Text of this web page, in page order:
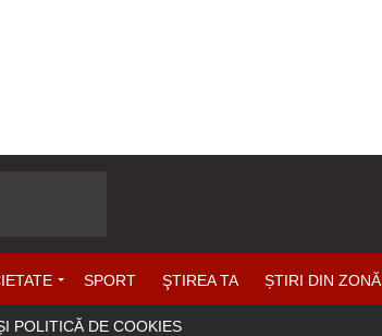
SPORT ŞTIREA TA ȘTIRI DIN ZONĂ
POLITICĂ DE COOKIES